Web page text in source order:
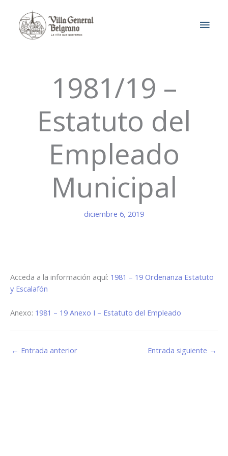
contenido
1981/19 –
Estatuto del
Empleado
Municipal
diciembre 6, 2019
Acceda a la información aquí: 1981 – 19 Ordenanza Estatuto
y Escalafón
Anexo: 1981 – 19 Anexo I – Estatuto del Empleado
← Entrada anterior Entrada siguiente →